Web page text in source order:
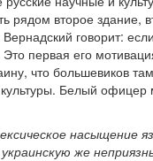
рядом второе здание,
говорит:
первая его
что большевиков
Белый офицер
же